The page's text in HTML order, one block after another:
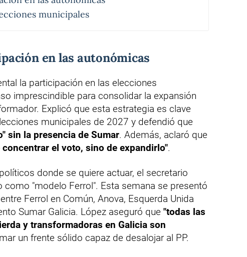
municipales
en las autonómicas
la participación en las elecciones
imprescindible para consolidar la expansión
Explicó que esta estrategia es clave
municipales de 2027 y defendió que
sin la presencia de Sumar. Además, aclaró que
concentrar el voto, sino de expandirlo".
donde se quiere actuar, el secretario
como "modelo Ferrol". Esta semana se presentó
Ferrol en Común, Anova, Esquerda Unida
Sumar Galicia. López aseguró que "todas las
y transformadoras en Galicia son
un frente sólido capaz de desalojar al PP.